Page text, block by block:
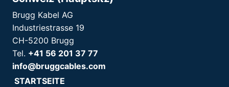
Brugg Kabel AG
Industriestrasse 19
CH-5200 Brugg
Tel. +41 56 201 37 77
info@bruggcables.com
STARTSEITE